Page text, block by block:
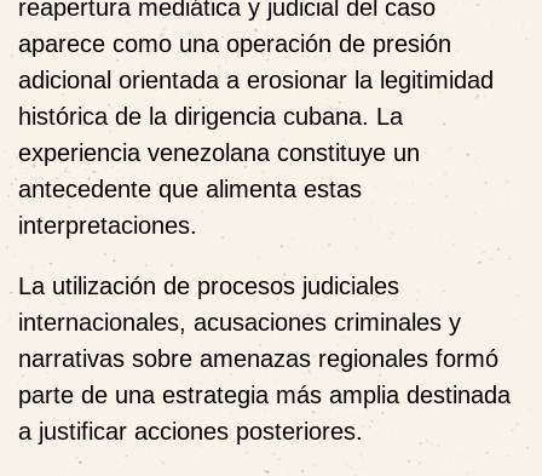
reapertura mediática y judicial del caso
aparece como una operación de presión
adicional orientada a erosionar la legitimidad
histórica de la dirigencia cubana. La
experiencia venezolana constituye un
antecedente que alimenta estas
interpretaciones.
La utilización de procesos judiciales
internacionales, acusaciones criminales y
narrativas sobre amenazas regionales formó
parte de una estrategia más amplia destinada
a justificar acciones posteriores.